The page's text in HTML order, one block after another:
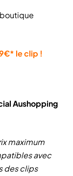
le clip !
Aushopping
maximum
avec
des clips